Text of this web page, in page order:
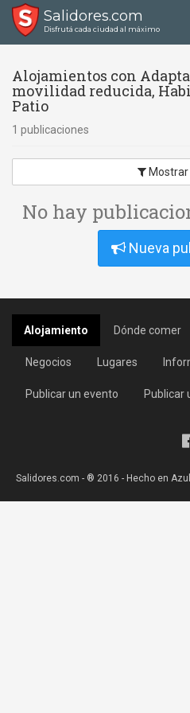
Salidores.com
Disfrutá cada ciudad al máximo
Alojamientos con
movilidad reducida,
Patio
1 publicaciones
Mostrar
No hay
Nueva
Alojamiento Dónde comer
Negocios Lugares
Publicar un evento Publicar
Salidores.com - ® 2016 - Hecho en